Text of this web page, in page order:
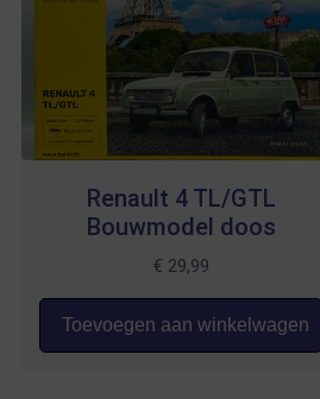
Renault 4 TL/GTL
Bouwmodel doos
€ 29,99
Toevoegen aan winkelwagen